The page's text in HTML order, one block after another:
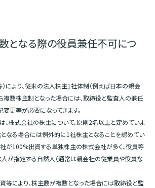
となる際の役員兼任不可につ
により、従来の法人株主1社体制（例えば日本の親会
複数株主制となった場合には、取締役と監査人の兼任
変更等が必要になってきます。
株式会社の株主について、原則2名以上と定めていま
なる場合には例外的に1社株主となることを認めてい
が100%出資する単独株主の株式会社が多く、役員等
人が指定する自然人（通常は親会社の従業員や役員な
等により、株主数が複数となった場合には取締役と監